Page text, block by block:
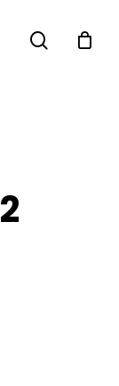
search